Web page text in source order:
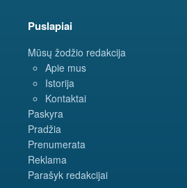
Puslapiai
Mūsų žodžio redakcija
Apie mus
Istorija
Kontaktai
Paskyra
Pradžia
Prenumerata
Reklama
Parašyk redakcijai